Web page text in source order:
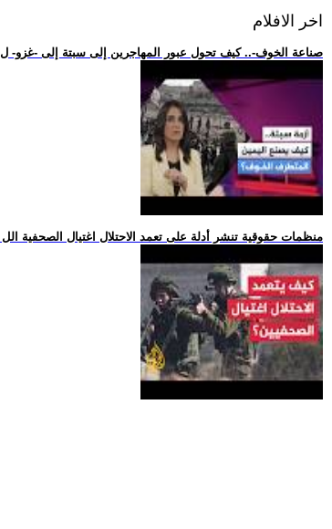
اخر الافلام
.. -صناعة الخوف-.. كيف تحول عبور المهاجرين إلى سبتة إلى -غزو- ل
.. منظمات حقوقية تنشر أدلة على تعمد الاحتلال اغتيال الصحفية الل